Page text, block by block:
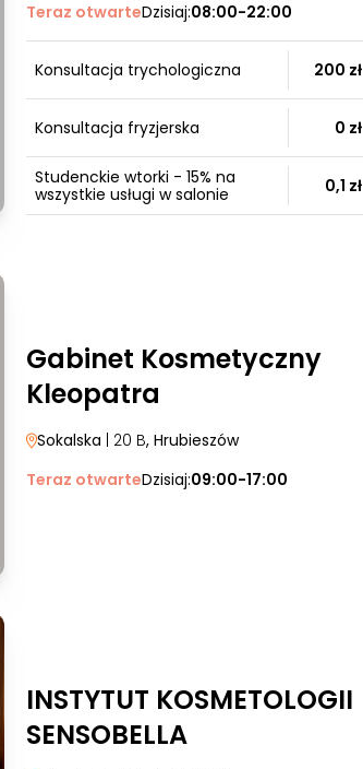
Teraz otwarteDzisiaj:08:00-22:00
Konsultacja trychologiczna 200 zł
Konsultacja fryzjerska 0 zł
Studenckie wtorki - 15% na
wszystkie usługi w salonie
0,1 zł
Gabinet Kosmetyczny
Kleopatra
Sokalska | 20 B, Hrubieszów
Teraz otwarteDzisiaj:09:00-17:00
INSTYTUT KOSMETOLOGII
SENSOBELLA